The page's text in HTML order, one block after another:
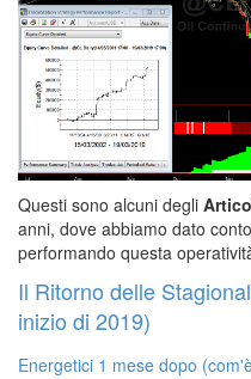
Questi sono alcuni degli
anni, dove abbiamo dato
performando questa
Il Ritorno delle
inizio di 2019)
Energetici 1 mese dopo